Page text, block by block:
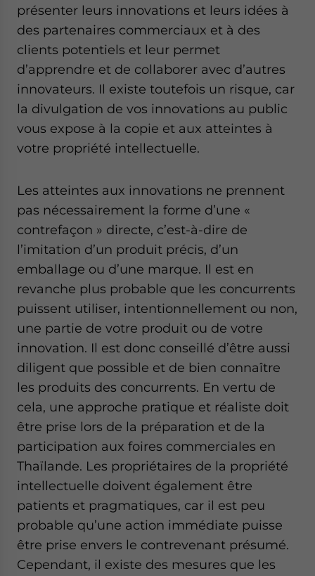
présenter leurs innovations et leurs idées à
des partenaires commerciaux et à des
clients potentiels et leur permet
d’apprendre et de collaborer avec d’autres
innovateurs. Il existe toutefois un risque, car
la divulgation de vos innovations au public
vous expose à la copie et aux atteintes à
votre propriété intellectuelle.
Les atteintes aux innovations ne prennent
pas nécessairement la forme d’une «
contrefaçon » directe, c’est-à-dire de
l’imitation d’un produit précis, d’un
emballage ou d’une marque. Il est en
revanche plus probable que les concurrents
puissent utiliser, intentionnellement ou non,
une partie de votre produit ou de votre
innovation. Il est donc conseillé d’être aussi
diligent que possible et de bien connaître
les produits des concurrents. En vertu de
cela, une approche pratique et réaliste doit
être prise lors de la préparation et de la
participation aux foires commerciales en
Thaïlande. Les propriétaires de la propriété
intellectuelle doivent également être
patients et pragmatiques, car il est peu
probable qu’une action immédiate puisse
être prise envers le contrevenant présumé.
Cependant, il existe des mesures que les
Yes, I have read thePrivacy PolicyStatement for this
website. Please send me business news and updates
for Asia!
- case sensitive